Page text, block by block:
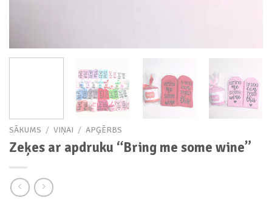
SĀKUMS / VIŅAI / APĢĒRBS
Zeķes ar apdruku “Bring me some wine”